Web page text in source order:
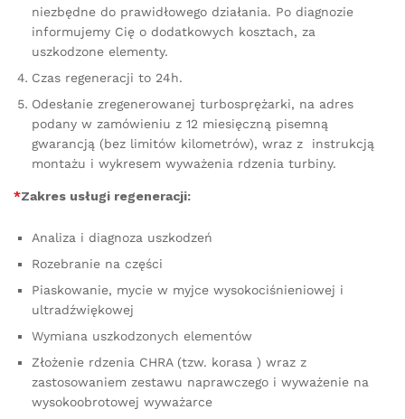
niezbędne do prawidłowego działania. Po diagnozie
informujemy Cię o dodatkowych kosztach, za
uszkodzone elementy.
Czas regeneracji to 24h.
Odesłanie zregenerowanej turbosprężarki, na adres
podany w zamówieniu z 12 miesięczną pisemną
gwarancją (bez limitów kilometrów), wraz z instrukcją
montażu i wykresem wyważenia rdzenia turbiny.
*Zakres usługi regeneracji:
Analiza i diagnoza uszkodzeń
Rozebranie na części
Piaskowanie, mycie w myjce wysokociśnieniowej i
ultradźwiękowej
Wymiana uszkodzonych elementów
Złożenie rdzenia CHRA (tzw. korasa ) wraz z
zastosowaniem zestawu naprawczego i wyważenie na
wysokoobrotowej wyważarce